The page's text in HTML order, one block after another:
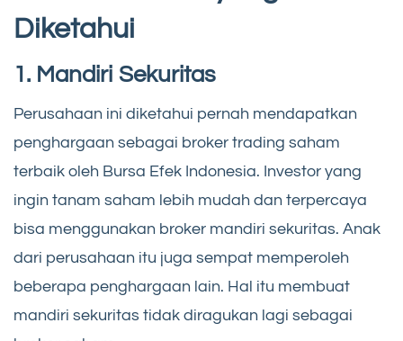
Diketahui
1. Mandiri Sekuritas
Perusahaan ini diketahui pernah mendapatkan
penghargaan sebagai broker trading saham
terbaik oleh Bursa Efek Indonesia. Investor yang
ingin tanam saham lebih mudah dan terpercaya
bisa menggunakan broker mandiri sekuritas. Anak
dari perusahaan itu juga sempat memperoleh
beberapa penghargaan lain. Hal itu membuat
mandiri sekuritas tidak diragukan lagi sebagai